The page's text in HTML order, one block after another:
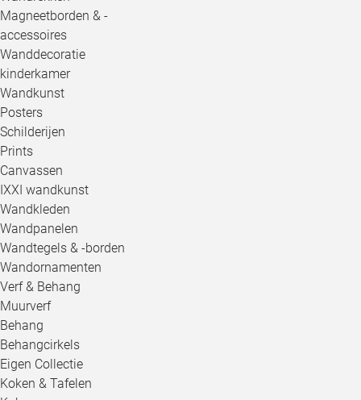
Magneetborden & -
accessoires
Wanddecoratie
kinderkamer
Wandkunst
Posters
Schilderijen
Prints
Canvassen
IXXI wandkunst
Wandkleden
Wandpanelen
Wandtegels & -borden
Wandornamenten
Verf & Behang
Muurverf
Behang
Behangcirkels
Eigen Collectie
Koken & Tafelen